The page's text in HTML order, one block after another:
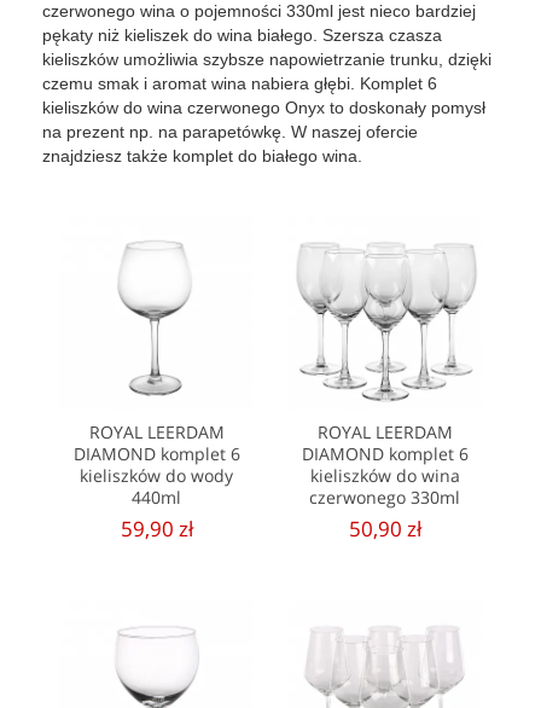
czerwonego wina o pojemności 330ml jest nieco bardziej
pękaty niż kieliszek do wina białego. Szersza czasza
kieliszków umożliwia szybsze napowietrzanie trunku, dzięki
czemu smak i aromat wina nabiera głębi. Komplet 6
kieliszków do wina czerwonego Onyx to doskonały pomysł
na prezent np. na parapetówkę. W naszej ofercie
znajdziesz także komplet do białego wina.
ROYAL LEERDAM
DIAMOND komplet 6
kieliszków do wody
440ml
59,90 zł
ROYAL LEERDAM
DIAMOND komplet 6
kieliszków do wina
czerwonego 330ml
50,90 zł